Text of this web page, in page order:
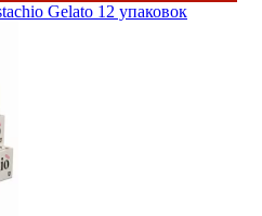
Gelato 12 упаковок